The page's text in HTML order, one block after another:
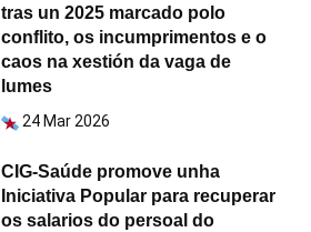
tras un 2025 marcado polo
conflito, os incumprimentos e o
caos na xestión da vaga de
lumes
24 Mar 2026
CIG-Saúde promove unha
Iniciativa Popular para recuperar
os salarios do persoal do